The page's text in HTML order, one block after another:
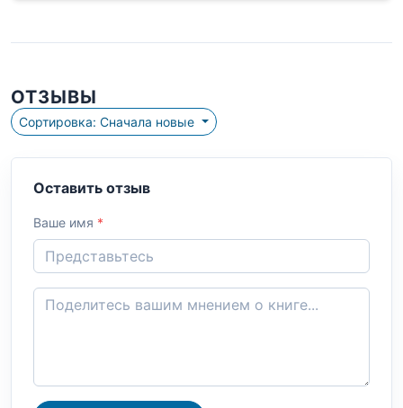
ОТЗЫВЫ
Сортировка: Сначала новые
Оставить отзыв
Ваше имя *